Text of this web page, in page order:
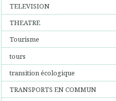
TELEVISION
THEATRE
Tourisme
tours
transition écologique
TRANSPORTS EN COMMUN